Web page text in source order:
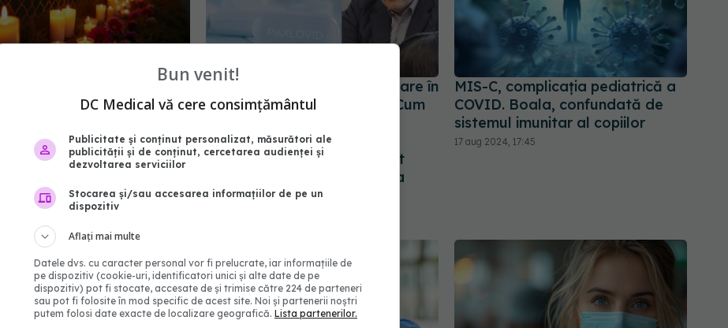
au murit, de fapt, de
Adevărul nespus despre
real al deceselor
19
16:32
Paxlovid: când apare în
România, cine îl poate lua. Cum
ritonavir, substanțele din
Paxlovid. Rafila: S-a semnat
contractul. Va fi disponibil la
recomandarea medicului
MIS-C, complicația pediatrică a
COVID. Boala, confundată de
sistemul imunitar al copiilor
17 aug 2024, 17:45
Bun venit!
DC Medical vă cere consimțământul
Publicitate și conținut personalizat, măsurători ale
publicității și de conținut, cercetarea audienței și
dezvoltarea serviciilor
Stocarea și/sau accesarea informațiilor de pe un
dispozitiv
Aflați mai multe
Datele dvs. cu caracter personal vor fi prelucrate, iar informațiile de
pe dispozitiv (cookie-uri, identificatori unici și alte date de pe
dispozitiv) pot fi stocate, accesate de și trimise către 224 de parteneri
sau pot fi folosite în mod specific de acest site. Noi și partenerii noștri
putem folosi date exacte de localizare geografică. Lista partenerilor.